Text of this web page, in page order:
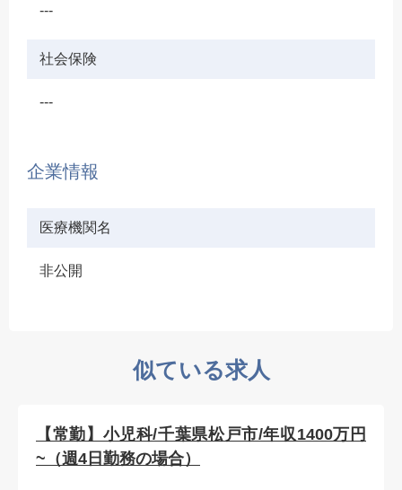
---
社会保険
---
企業情報
医療機関名
非公開
似ている求人
【常勤】小児科/千葉県松戸市/年収1400万円
~（週4日勤務の場合）